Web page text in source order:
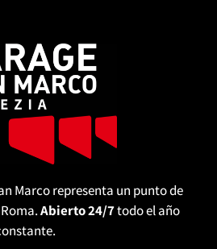
Marco representa un punto de
Abierto 24/7todo el año